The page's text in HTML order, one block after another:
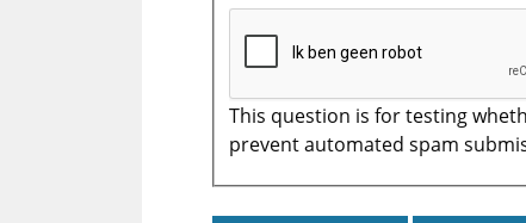
This question is for testing
prevent automated spam